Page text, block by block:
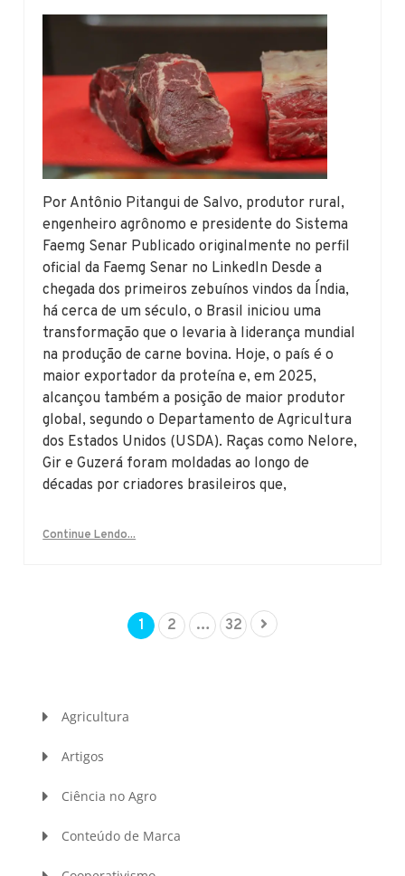
Por Antônio Pitangui de Salvo, produtor rural,
engenheiro agrônomo e presidente do Sistema
Faemg Senar Publicado originalmente no perfil
oficial da Faemg Senar no LinkedIn Desde a
chegada dos primeiros zebuínos vindos da Índia,
há cerca de um século, o Brasil iniciou uma
transformação que o levaria à liderança mundial
na produção de carne bovina. Hoje, o país é o
maior exportador da proteína e, em 2025,
alcançou também a posição de maior produtor
global, segundo o Departamento de Agricultura
dos Estados Unidos (USDA). Raças como Nelore,
Gir e Guzerá foram moldadas ao longo de
décadas por criadores brasileiros que,
Continue Lendo...
1 2 … 32
Agricultura
Artigos
Ciência no Agro
Conteúdo de Marca